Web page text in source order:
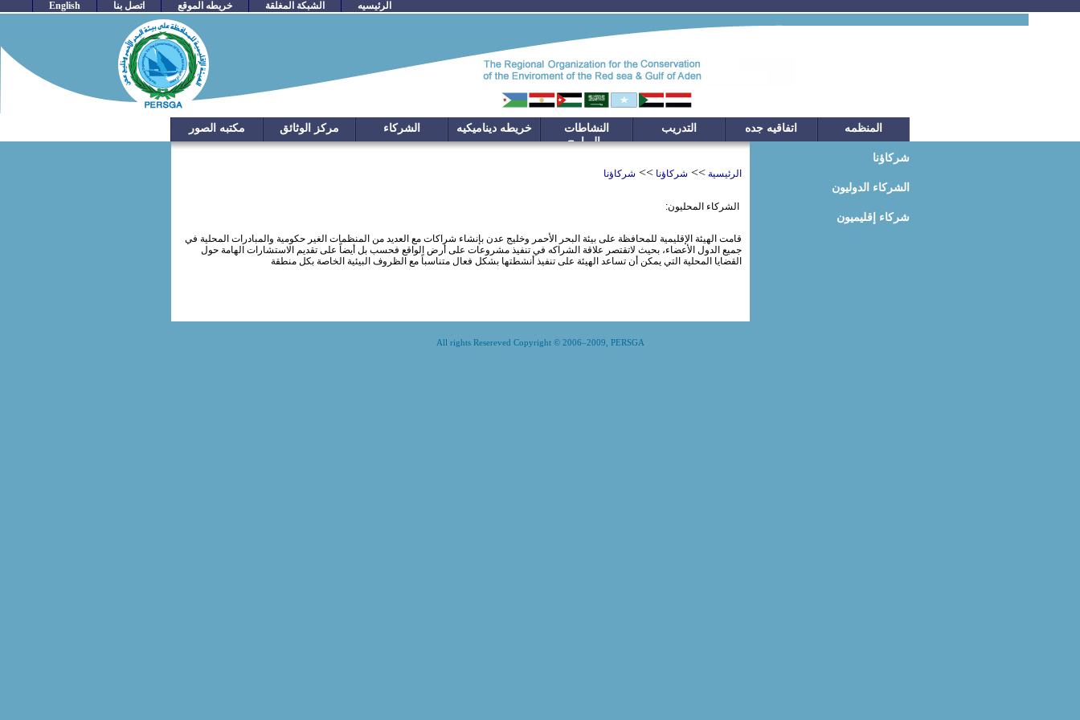
English اتصل بنا خريطه الموقع الشبكة المغلقة الرئيسيه
مكتبه الصور مركز الوثائق الشركاء خريطه ديناميكيه
النشاطات
والبرامج
التدريب اتفاقيه جده المنظمه
شركاؤنا
الشركاء الدوليون
شركاء إقليميون
الرئيسية >> شركاؤنا >> شركاؤنا
الشركاء المحليون:
قامت الهيئة الإقليمية للمحافظة على بيئة البحر الأحمر وخليج عدن بإنشاء شراكات مع العديد من المنظمات الغير حكومية والمبادرات المحلية في
جميع الدول الأعضاء، بحيث لاتقتصر علاقة الشراكه في تنفيذ مشروعات على أرض الواقع فحسب بل أيضاً على تقديم الاستشارات الهامة حول
القضايا المحلية التي يمكن أن تساعد الهيئة على تنفيذ أنشطتها بشكل فعال متناسباً مع الظروف البيئية الخاصة بكل منطقة
All rights Resereved Copyright © 2006–2009, PERSGA